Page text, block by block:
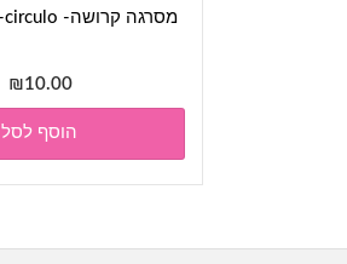
מסרגה קרושה- circulo- מידה 5 מ"מ
₪10.00
הוסף לסל